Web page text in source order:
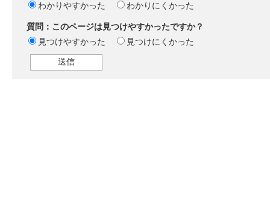
わかりやすかった
わかりにくかった
質問：このページは見つけやすかったですか？
見つけやすかった
見つけにくかった